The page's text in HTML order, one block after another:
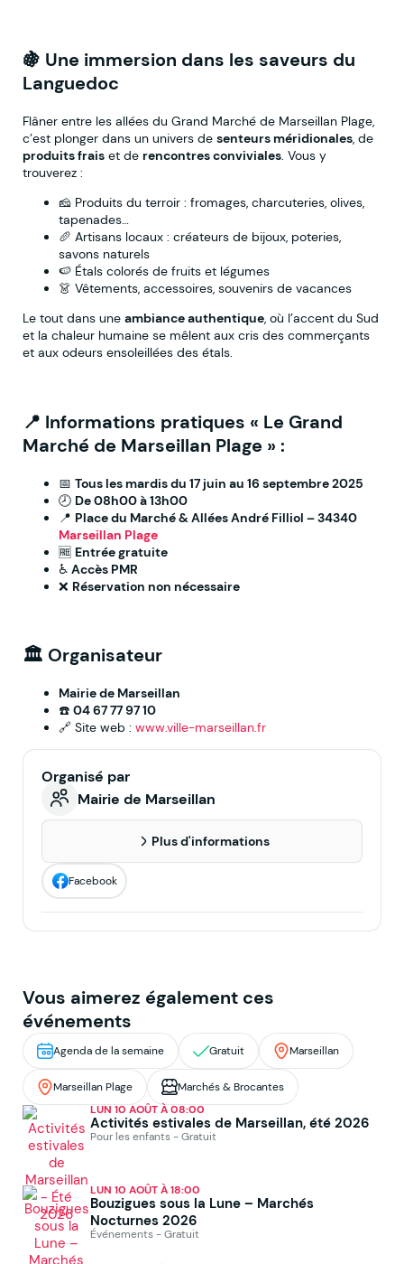
🍇 Une immersion dans les saveurs du
Languedoc
Flâner entre les allées du Grand Marché de Marseillan Plage,
c’est plonger dans un univers de senteurs méridionales, de
produits frais et de rencontres conviviales. Vous y
trouverez :
🧀 Produits du terroir : fromages, charcuteries, olives,
tapenades…
🥖 Artisans locaux : créateurs de bijoux, poteries,
savons naturels
🍉 Étals colorés de fruits et légumes
👗 Vêtements, accessoires, souvenirs de vacances
Le tout dans une ambiance authentique, où l’accent du Sud
et la chaleur humaine se mêlent aux cris des commerçants
et aux odeurs ensoleillées des étals.
📍 Informations pratiques « Le Grand
Marché de Marseillan Plage » :
📅 Tous les mardis du 17 juin au 16 septembre 2025
🕗 De 08h00 à 13h00
📍 Place du Marché & Allées André Filliol – 34340
Marseillan Plage
🆓 Entrée gratuite
♿ Accès PMR
❌ Réservation non nécessaire
🏛️ Organisateur
Mairie de Marseillan
☎️ 04 67 77 97 10
🔗 Site web : www.ville-marseillan.fr
Organisé par
Mairie de Marseillan
Plus d'informations
Facebook
Vous aimerez également ces
événements
Agenda de la semaine Gratuit Marseillan
Marseillan Plage Marchés & Brocantes
LUN 10 AOÛT À 08:00
Activités estivales de Marseillan, été 2026
Pour les enfants - Gratuit
LUN 10 AOÛT À 18:00
Bouzigues sous la Lune – Marchés
Nocturnes 2026
Événements - Gratuit